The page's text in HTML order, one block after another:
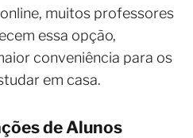
muitos professores
essa opção,
conveniência para os
em casa.
de Alunos